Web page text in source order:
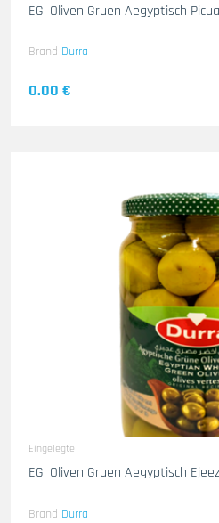
Brand Durra
0.00 €
Eingelegte
EG.
Brand Durra